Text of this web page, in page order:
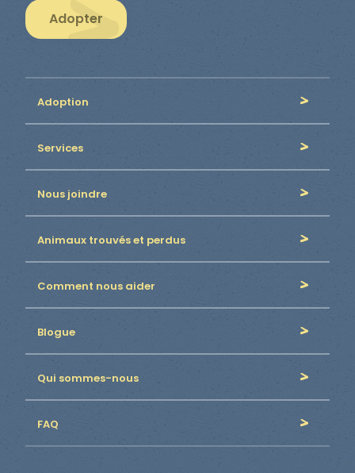
Adopter
Adoption
Services
Nous joindre
Animaux trouvés et perdus
Comment nous aider
Blogue
Qui sommes-nous
FAQ